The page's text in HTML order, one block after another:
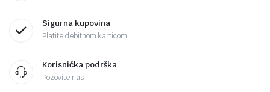
Sigurna kupovina
Platite debitnom karticom
Korisnička podrška
Pozovite nas